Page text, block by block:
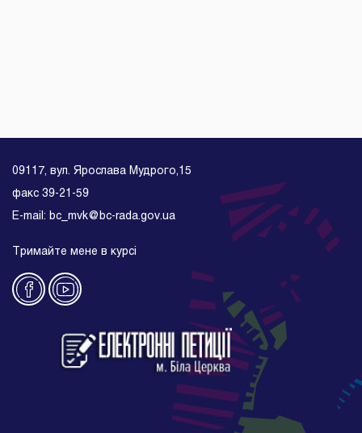
09117, вул. Ярослава Мудрого,15
факс 39-21-59
E-mail: bc_mvk@bc-rada.gov.ua
Тримайте мене в курсі